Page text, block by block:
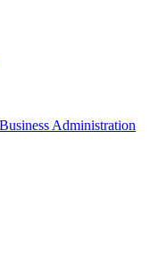
Administration